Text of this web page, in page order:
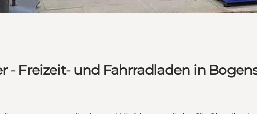
- Freizeit- und Fahrradladen in